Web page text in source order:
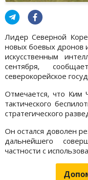
Лидер Северной
новых боевых дронов
искусственным
сентября,
северокорейское
Отмечается, что Ким
тактического
стратегического
Он остался доволен
дальнейшего
частности с